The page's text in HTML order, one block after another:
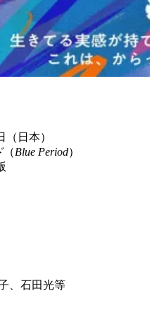
（日本）
（Blue Period）
、石田光等